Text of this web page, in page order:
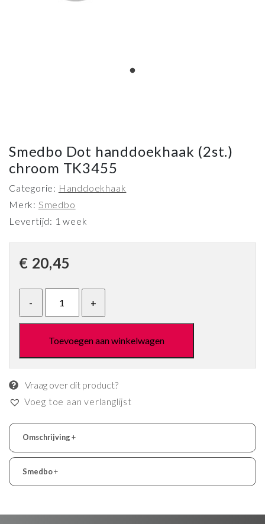
Smedbo Dot handdoekhaak (2st.)
chroom TK3455
Categorie: Handdoekhaak
Merk: Smedbo
Levertijd: 1 week
€ 20,45
Toevoegen aan winkelwagen
Vraag over dit product?
Voeg toe aan verlanglijst
Omschrijving+
Smedbo+